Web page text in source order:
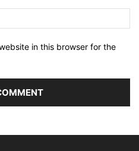
in this browser for the